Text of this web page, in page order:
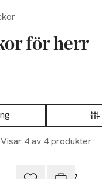
för herr
Visar 4 av 4 produkter